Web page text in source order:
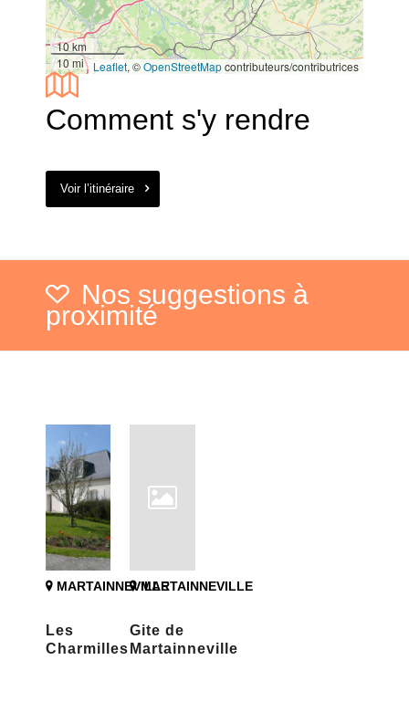
10 km
10 mi
Leaflet, ©OpenStreetMapcontributeurs/contributrices
Comment s'y rendre
Voir l’itinéraire
Nos suggestions à
proximité
MARTAINNEVILLE
Les
Charmilles
MARTAINNEVILLE
Gite de
Martainneville